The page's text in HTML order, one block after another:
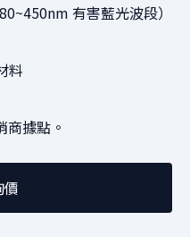
有害藍光波段）
料
據點。
價